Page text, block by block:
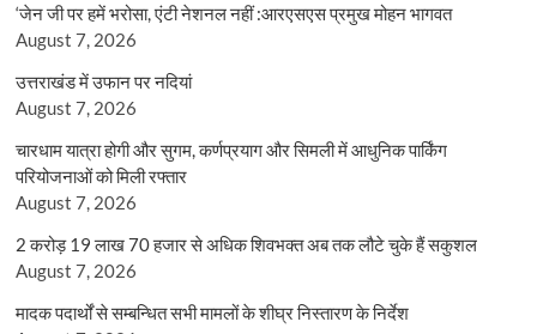
‘जेन जी पर हमें भरोसा, एंटी नेशनल नहीं :आरएसएस प्रमुख मोहन भागवत
August 7, 2026
उत्तराखंड में उफान पर नदियां
August 7, 2026
चारधाम यात्रा होगी और सुगम, कर्णप्रयाग और सिमली में आधुनिक पार्किंग
परियोजनाओं को मिली रफ्तार
August 7, 2026
2 करोड़ 19 लाख 70 हजार से अधिक शिवभक्त अब तक लौटे चुके हैं सकुशल
August 7, 2026
मादक पदार्थों से सम्बन्धित सभी मामलों के शीघ्र निस्तारण के निर्देश